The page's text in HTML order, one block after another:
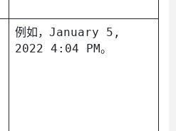
例如， January 5,
2022 4:04 PM。